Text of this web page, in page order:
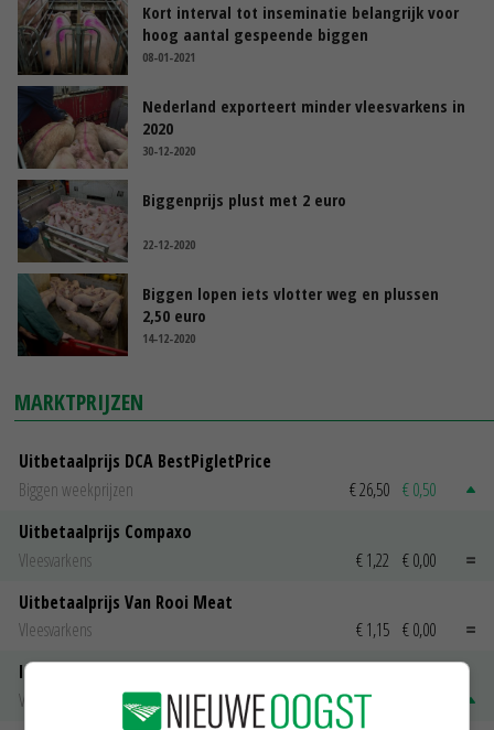
Kort interval tot inseminatie belangrijk voor
hoog aantal gespeende biggen
08-01-2021
Nederland exporteert minder vleesvarkens in
2020
30-12-2020
Biggenprijs plust met 2 euro
22-12-2020
Biggen lopen iets vlotter weg en plussen
2,50 euro
14-12-2020
MARKTPRIJZEN
Uitbetaalprijs DCA BestPigletPrice
Biggen weekprijzen
€ 26,50 € 0,50
Uitbetaalprijs Compaxo
Vleesvarkens
€ 1,22 € 0,00
Uitbetaalprijs Van Rooi Meat
Vleesvarkens
€ 1,15 € 0,00
ISN prijs Frankrijk
Vleesvarkens
€ 1,78